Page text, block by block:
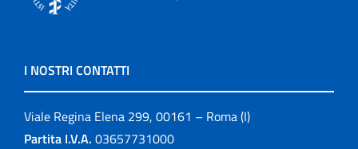
I NOSTRI CONTATTI
Viale Regina Elena 299, 00161 – Roma (I)
Partita I.V.A. 03657731000